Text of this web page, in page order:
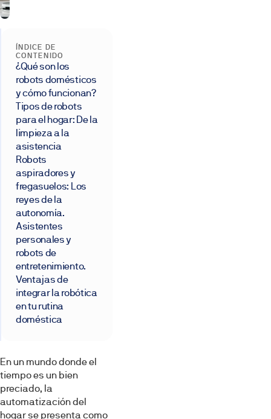
En un mundo donde el
tiempo es un bien
preciado, la
automatización del
hogar se presenta como
ÍNDICE DE
CONTENIDO
¿Qué son los
robots domésticos
y cómo funcionan?
Tipos de robots
para el hogar: De la
limpieza a la
asistencia
Robots
aspiradores y
fregasuelos: Los
reyes de la
autonomía.
Asistentes
personales y
robots de
entretenimiento.
Ventajas de
integrar la robótica
en tu rutina
doméstica